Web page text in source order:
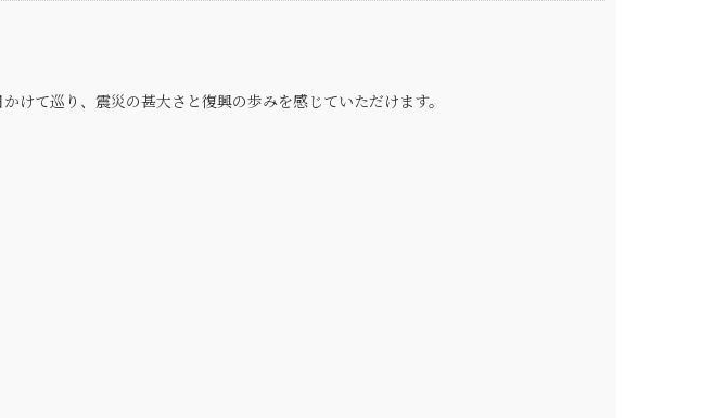
けて巡り、震災の甚大さと復興の歩みを感じていただけます。